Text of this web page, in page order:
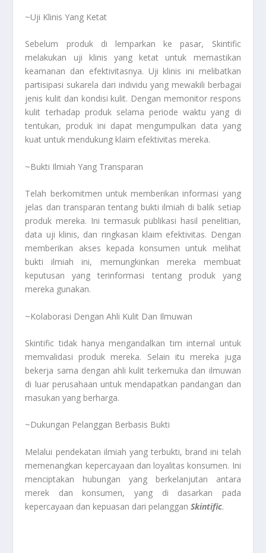
~Uji Klinis Yang Ketat
Sebelum produk di lemparkan ke pasar, Skintific
melakukan uji klinis yang ketat untuk memastikan
keamanan dan efektivitasnya. Uji klinis ini melibatkan
partisipasi sukarela dari individu yang mewakili berbagai
jenis kulit dan kondisi kulit. Dengan memonitor respons
kulit terhadap produk selama periode waktu yang di
tentukan, produk ini dapat mengumpulkan data yang
kuat untuk mendukung klaim efektivitas mereka.
~Bukti Ilmiah Yang Transparan
Telah berkomitmen untuk memberikan informasi yang
jelas dan transparan tentang bukti ilmiah di balik setiap
produk mereka. Ini termasuk publikasi hasil penelitian,
data uji klinis, dan ringkasan klaim efektivitas. Dengan
memberikan akses kepada konsumen untuk melihat
bukti ilmiah ini, memungkinkan mereka membuat
keputusan yang terinformasi tentang produk yang
mereka gunakan.
~Kolaborasi Dengan Ahli Kulit Dan Ilmuwan
Skintific tidak hanya mengandalkan tim internal untuk
memvalidasi produk mereka. Selain itu mereka juga
bekerja sama dengan ahli kulit terkemuka dan ilmuwan
di luar perusahaan untuk mendapatkan pandangan dan
masukan yang berharga.
~Dukungan Pelanggan Berbasis Bukti
Melalui pendekatan ilmiah yang terbukti, brand ini telah
memenangkan kepercayaan dan loyalitas konsumen. Ini
menciptakan hubungan yang berkelanjutan antara
merek dan konsumen, yang di dasarkan pada
kepercayaan dan kepuasan dari pelangganSkintific.